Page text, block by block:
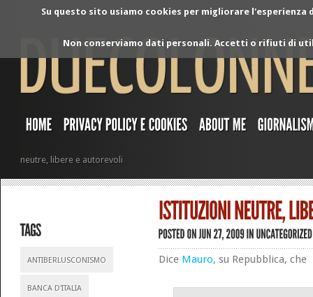
Su questo sito usiamo cookies per migliorare
Non conserviamo dati personali. Accetti o rifiuti di
neutre, libere e autorevoli
ANTIBERLUSCONISMO
BANCA D'ITALIA
Dice Mauro, su Repubblica, che